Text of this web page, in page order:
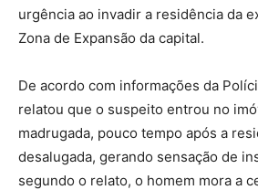
urgência ao invadir a residência da
Zona de Expansão da capital.
De acordo com informações da
relatou que o suspeito entrou no
madrugada, pouco tempo após a
desalugada, gerando sensação de
segundo o relato, o homem mora a